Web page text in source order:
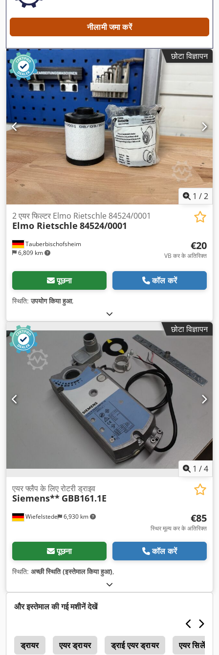
नीलामी जमा करें
छोटा विज्ञापन
1 /2
Tauberbischofsheim
6,809 km
2 एयर फिल्टर Elmo Rietschle 84524/0001
Elmo Rietschle 84524/0001
€20
VB कर के अतिरिक्त
पूछना कॉल करें
स्थिति:उपयोग किया हुआ,
छोटा विज्ञापन
1 /4
Wiefelstede 6,930 km
एयर फ्लैप के लिए रोटरी ड्राइव
Siemens** GBB161.1E
€85
स्थिर मूल्य कर के अतिरिक्त
पूछना कॉल करें
स्थिति: अच्छी स्थिति (इस्तेमाल किया हुआ),
और इस्तेमाल की गई मशीनें देखें
ड्रायर एयर ड्रायर ड्राई एयर ड्रायर एयर सिलेंडर